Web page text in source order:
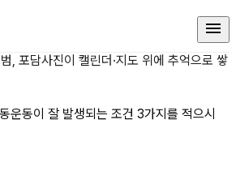
상 중 자동운동이 잘
, 포담사진이 캘린더·지도 위에 추억으로 쌓
운동이 잘 발생되는 조건 3가지를 적으시